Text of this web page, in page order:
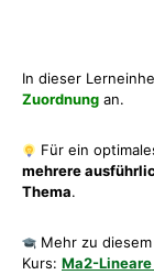
In dieser
Zuordnung an.
Für ein
mehrere
Thema.
Mehr zu
Kurs: Ma2-